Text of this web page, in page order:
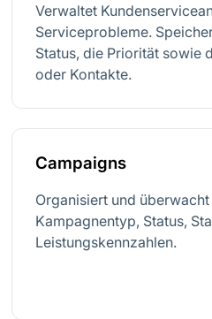
Verwaltet
Serviceprobleme.
Status, die Priorität sowie
oder Kontakte.
Campaigns
Organisiert und
Kampagnentyp, Status,
Leistungskennzahlen.